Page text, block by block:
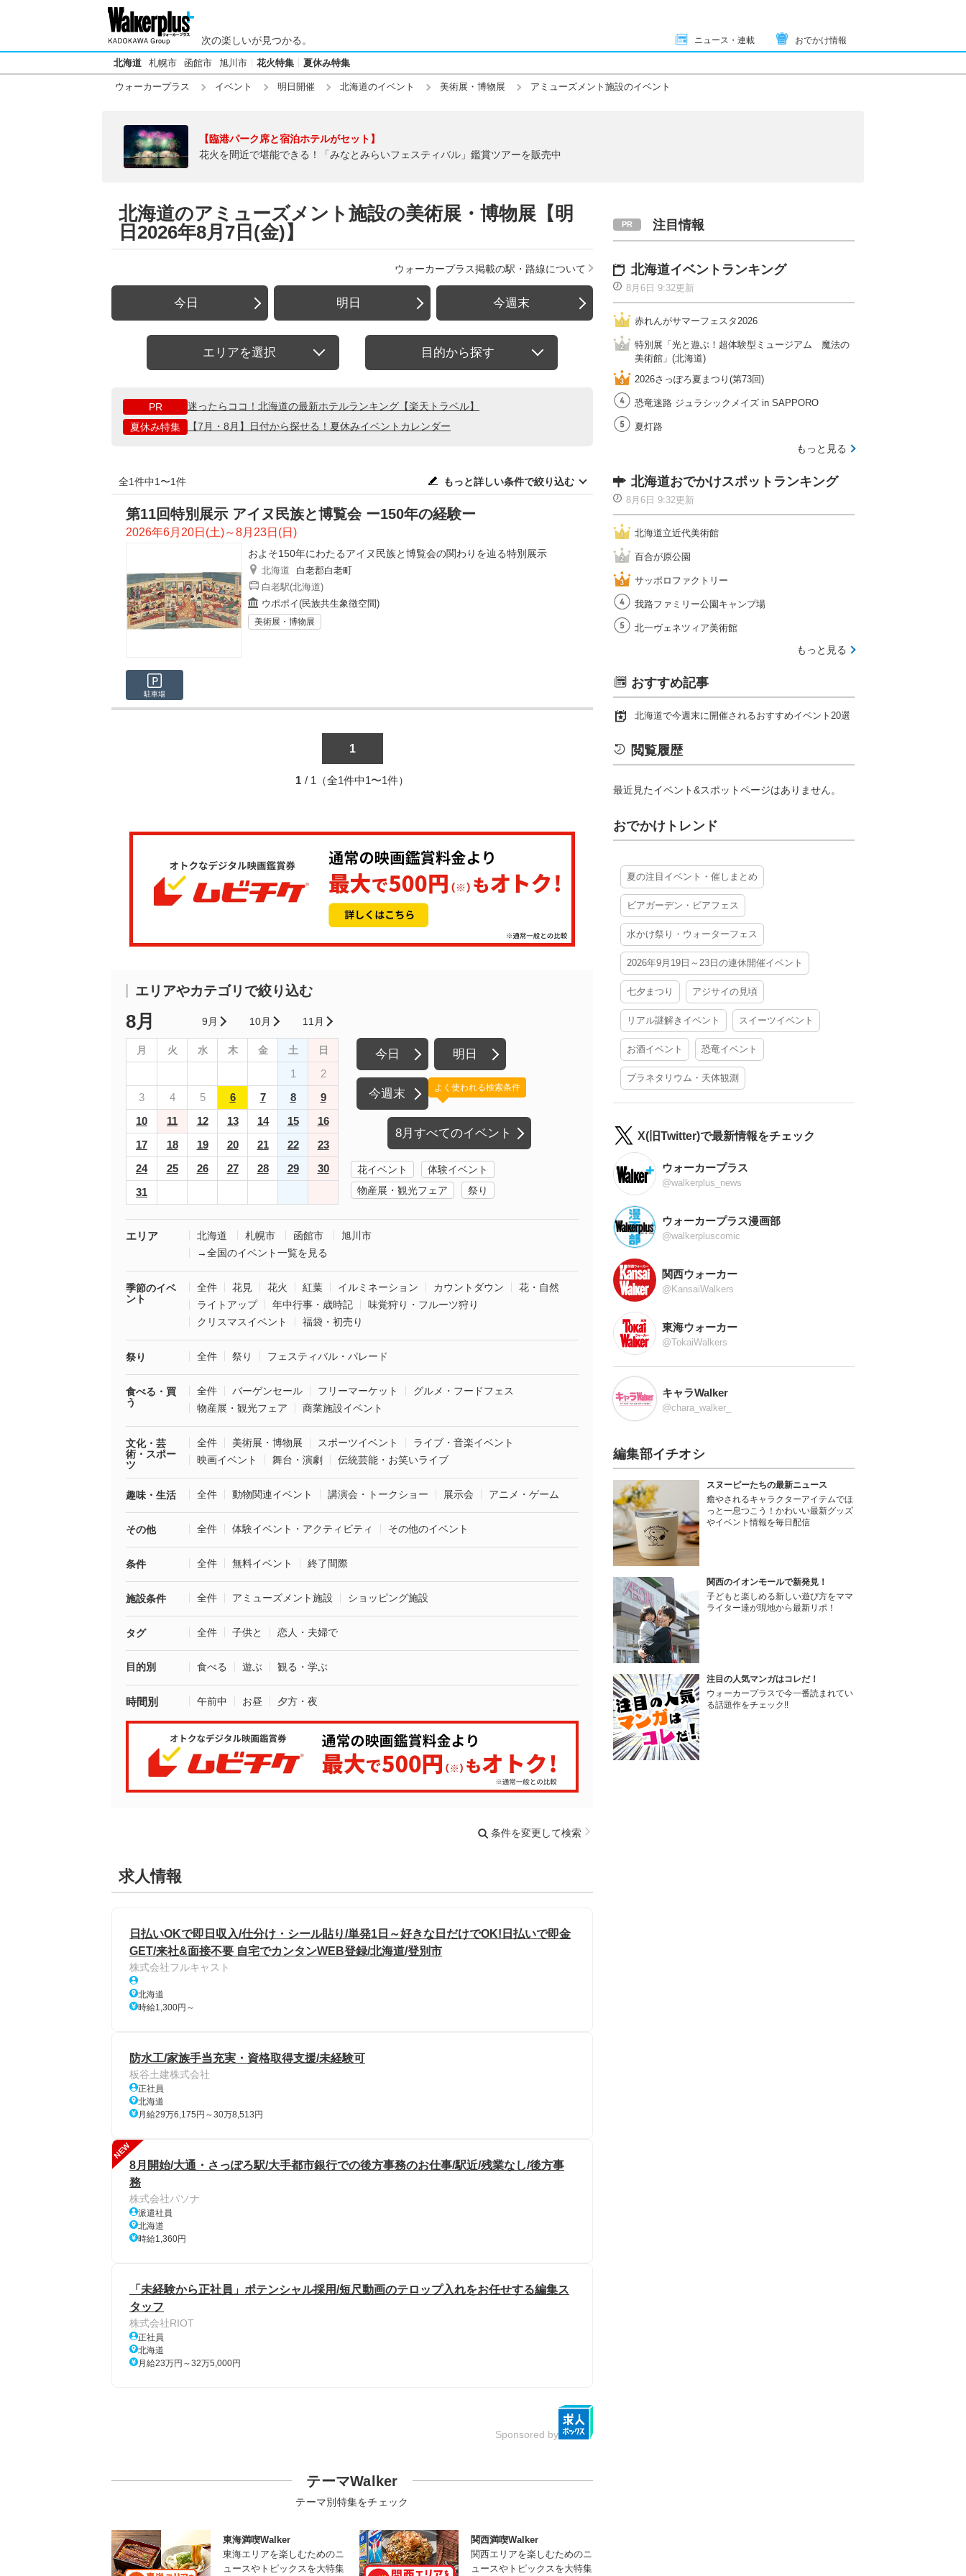
次の楽しいが見つかる。 ニュース・連載 おでかけ情報
北海道 札幌市 函館市 旭川市 花火特集 夏休み特集
ウォーカープラス イベント 明日開催 北海道のイベント 美術展・博物展 アミューズメント施設のイベント
【臨港パーク席と宿泊ホテルがセット】
花火を間近で堪能できる！「みなとみらいフェスティバル」鑑賞ツアーを販売中
北海道のアミューズメント施設の美術展・博物展【明
日2026年8月7日(金)】
ウォーカープラス掲載の駅・路線について
今日 明日 今週末
エリアを選択 目的から探す
PR
迷ったらココ！北海道の最新ホテルランキング【楽天トラベル】
夏休み特集
【7月・8月】日付から探せる！夏休みイベントカレンダー
全1件中1〜1件 もっと詳しい条件で絞り込む
第11回特別展示 アイヌ民族と博覧会 ー150年の経験ー
2026年6月20日(土)～8月23日(日)
およそ150年にわたるアイヌ民族と博覧会の関わりを辿る特別展示
北海道
白老郡白老町
白老駅(北海道)
ウポポイ(民族共生象徴空間)
美術展・博物展
駐車場
1
1 / 1（全1件中1〜1件）
エリアやカテゴリで絞り込む
8月 9月 10月 11月
月 火 水 木 金 土 日
1
2
3
4 5 6 7 8
9
10
11 12 13 14 15
16
17
18 19 20 21 22
23
24
25 26 27 28 29
30
31
今日 明日
今週末
8月すべてのイベント
よく使われる検索条件
花イベント
体験イベント
物産展・観光フェア
祭り
エリア 北海道 札幌市 函館市
旭川市
→全国のイベント一覧を見る
季節のイベ
ント
全件 花見 花火 紅葉 イルミネーション カウントダウン
花・自然
ライトアップ
年中行事・歳時記
味覚狩り・フルーツ狩り
クリスマスイベント
福袋・初売り
祭り 全件 祭り フェスティバル・パレード
食べる・買
う
全件 バーゲンセール フリーマーケット
グルメ・フードフェス
物産展・観光フェア
商業施設イベント
文化・芸
術・スポー
ツ
全件 美術展・博物展 スポーツイベント
ライブ・音楽イベント
映画イベント
舞台・演劇 伝統芸能・お笑いライブ
趣味・生活 全件 動物関連イベント 講演会・トークショー 展示会 アニメ・ゲーム
その他 全件 体験イベント・アクティビティ その他のイベント
条件 全件 無料イベント 終了間際
施設条件 全件 アミューズメント施設 ショッピング施設
タグ 全件 子供と 恋人・夫婦で
目的別 食べる 遊ぶ 観る・学ぶ
時間別 午前中 お昼 夕方・夜
条件を変更して検索
求人情報
日払いOKで即日収入/仕分け・シール貼り/単発1日～好きな日だけでOK!日払いで即金
GET/来社&面接不要 自宅でカンタンWEB登録/北海道/登別市
株式会社フルキャスト
北海道
時給1,300円～
防水工/家族手当充実・資格取得支援/未経験可
板谷土建株式会社
正社員
北海道
月給29万6,175円～30万8,513円
NEW
8月開始/大通・さっぽろ駅/大手都市銀行での後方事務のお仕事/駅近/残業なし/後方事
務
株式会社パソナ
派遣社員
北海道
時給1,360円
「未経験から正社員」ポテンシャル採用/短尺動画のテロップ入れをお任せする編集ス
タッフ
株式会社RIOT
正社員
北海道
月給23万円～32万5,000円
Sponsored by
テーマWalker
テーマ別特集をチェック
東海満喫Walker
東海エリアを楽しむためのニ
ュースやトピックスを大特集
関西満喫Walker
関西エリアを楽しむためのニ
ュースやトピックスを大特集
注目情報
北海道イベントランキング
8月6日 9:32更新
赤れんがサマーフェスタ2026
特別展「光と遊ぶ！超体験型ミュージアム 魔法の
美術館」(北海道)
2026さっぽろ夏まつり(第73回)
恐竜迷路 ジュラシックメイズ in SAPPORO
夏灯路
もっと見る
北海道おでかけスポットランキング
8月6日 9:32更新
北海道立近代美術館
百合が原公園
サッポロファクトリー
我路ファミリー公園キャンプ場
北一ヴェネツィア美術館
もっと見る
おすすめ記事
北海道で今週末に開催されるおすすめイベント20選
閲覧履歴
最近見たイベント&スポットページはありません。
おでかけトレンド
夏の注目イベント・催しまとめ
ビアガーデン・ビアフェス
水かけ祭り・ウォーターフェス
2026年9月19日～23日の連休開催イベント
七夕まつり アジサイの見頃
リアル謎解きイベント スイーツイベント
お酒イベント 恐竜イベント
プラネタリウム・天体観測
X(旧Twitter)で最新情報をチェック
ウォーカープラス
@walkerplus_news
ウォーカープラス漫画部
@walkerpluscomic
関西ウォーカー
@KansaiWalkers
東海ウォーカー
@TokaiWalkers
キャラWalker
@chara_walker_
編集部イチオシ
スヌーピーたちの最新ニュース
癒やされるキャラクターアイテムでほ
っと一息つこう！かわいい最新グッズ
やイベント情報を毎日配信
関西のイオンモールで新発見！
子どもと楽しめる新しい遊び方をママ
ライター達が現地から最新リポ！
注目の人気マンガはコレだ！
ウォーカープラスで今一番読まれてい
る話題作をチェック!!